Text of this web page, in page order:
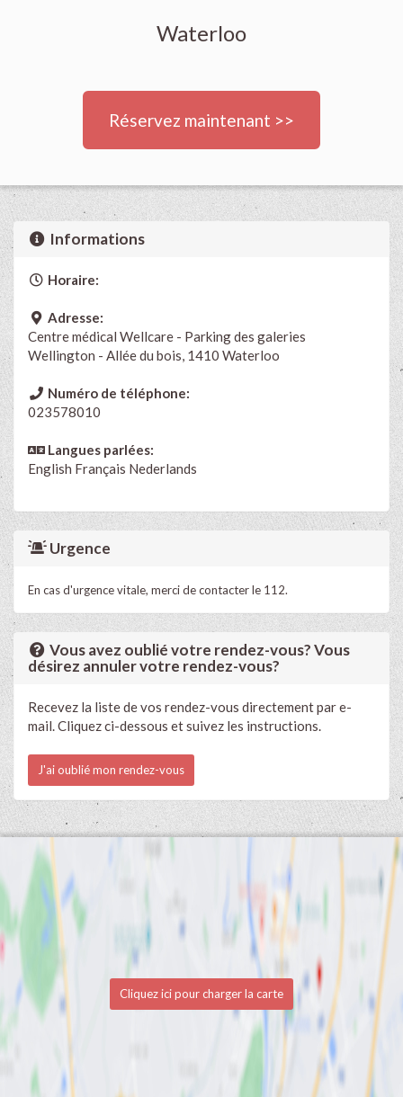
Waterloo
Réservez maintenant >>
Informations
Horaire:
Adresse:
Centre médical Wellcare - Parking des galeries
Wellington - Allée du bois, 1410 Waterloo
Numéro de téléphone:
023578010
Langues parlées:
English Français Nederlands
Urgence
En cas d'urgence vitale, merci de contacter le 112.
Vous avez oublié votre rendez-vous? Vous
désirez annuler votre rendez-vous?
Recevez la liste de vos rendez-vous directement par e-
mail. Cliquez ci-dessous et suivez les instructions.
J'ai oublié mon rendez-vous
Cliquez ici pour charger la carte